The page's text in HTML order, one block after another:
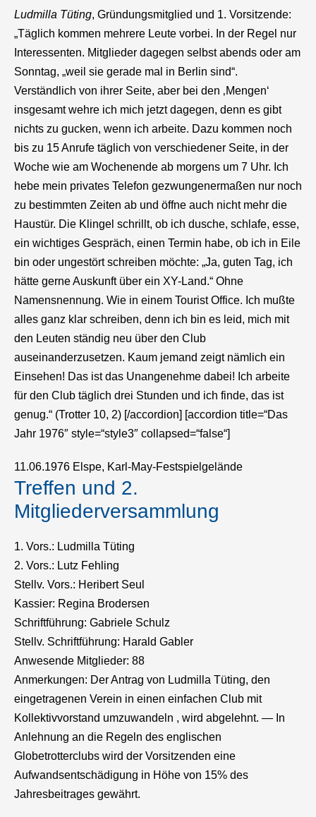
Ludmilla Tüting, Gründungsmitglied und 1. Vorsitzende:
„Täglich kommen mehrere Leute vorbei. In der Regel nur
Interessenten. Mitglieder dagegen selbst abends oder am
Sonntag, „weil sie gerade mal in Berlin sind“.
Verständlich von ihrer Seite, aber bei den ‚Mengen‘
insgesamt wehre ich mich jetzt dagegen, denn es gibt
nichts zu gucken, wenn ich arbeite. Dazu kommen noch
bis zu 15 Anrufe täglich von verschiedener Seite, in der
Woche wie am Wochenende ab morgens um 7 Uhr. Ich
hebe mein privates Telefon gezwungenermaßen nur noch
zu bestimmten Zeiten ab und öffne auch nicht mehr die
Haustür. Die Klingel schrillt, ob ich dusche, schlafe, esse,
ein wichtiges Gespräch, einen Termin habe, ob ich in Eile
bin oder ungestört schreiben möchte: „Ja, guten Tag, ich
hätte gerne Auskunft über ein XY-Land.“ Ohne
Namensnennung. Wie in einem Tourist Office. Ich mußte
alles ganz klar schreiben, denn ich bin es leid, mich mit
den Leuten ständig neu über den Club
auseinanderzusetzen. Kaum jemand zeigt nämlich ein
Einsehen! Das ist das Unangenehme dabei! Ich arbeite
für den Club täglich drei Stunden und ich finde, das ist
genug.“ (Trotter 10, 2) [/accordion] [accordion title=“Das
Jahr 1976″ style=“style3″ collapsed=“false“]
11.06.1976 Elspe, Karl-May-Festspielgelände
Treffen und 2.
Mitgliederversammlung
1. Vors.: Ludmilla Tüting
2. Vors.: Lutz Fehling
Stellv. Vors.: Heribert Seul
Kassier: Regina Brodersen
Schriftführung: Gabriele Schulz
Stellv. Schriftführung: Harald Gabler
Anwesende Mitglieder: 88
Anmerkungen: Der Antrag von Ludmilla Tüting, den
eingetragenen Verein in einen einfachen Club mit
Kollektivvorstand umzuwandeln , wird abgelehnt. — In
Anlehnung an die Regeln des englischen
Globetrotterclubs wird der Vorsitzenden eine
Aufwandsentschädigung in Höhe von 15% des
Jahresbeitrages gewährt.